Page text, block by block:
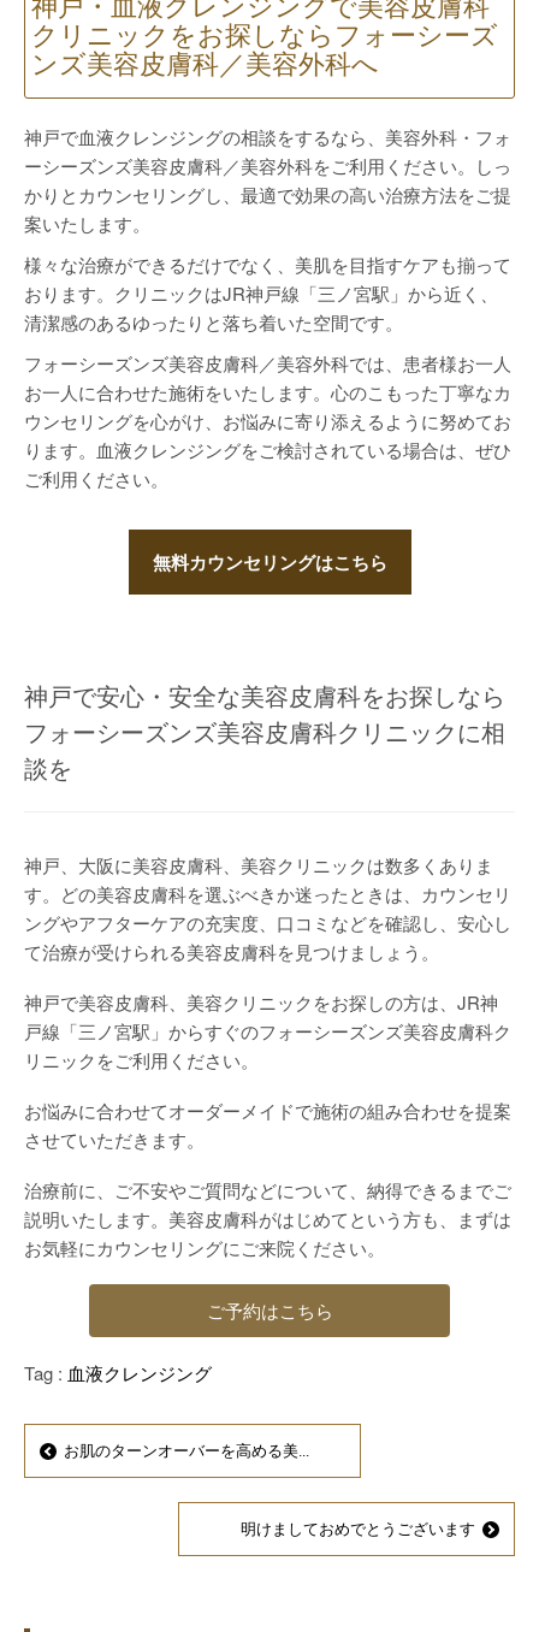
神戸・血液クレンジングで美容皮膚科
クリニックをお探しならフォーシーズ
ンズ美容皮膚科／美容外科へ
神戸で血液クレンジングの相談をするなら、美容外科・フォ
ーシーズンズ美容皮膚科／美容外科をご利用ください。しっ
かりとカウンセリングし、最適で効果の高い治療方法をご提
案いたします。
様々な治療ができるだけでなく、美肌を目指すケアも揃って
おります。クリニックはJR神戸線「三ノ宮駅」から近く、
清潔感のあるゆったりと落ち着いた空間です。
フォーシーズンズ美容皮膚科／美容外科では、患者様お一人
お一人に合わせた施術をいたします。心のこもった丁寧なカ
ウンセリングを心がけ、お悩みに寄り添えるように努めてお
ります。血液クレンジングをご検討されている場合は、ぜひ
ご利用ください。
無料カウンセリングはこちら
神戸で安心・安全な美容皮膚科をお探しなら
フォーシーズンズ美容皮膚科クリニックに相
談を
神戸、大阪に美容皮膚科、美容クリニックは数多くありま
す。どの美容皮膚科を選ぶべきか迷ったときは、カウンセリ
ングやアフターケアの充実度、口コミなどを確認し、安心し
て治療が受けられる美容皮膚科を見つけましょう。
神戸で美容皮膚科、美容クリニックをお探しの方は、JR神
戸線「三ノ宮駅」からすぐのフォーシーズンズ美容皮膚科ク
リニックをご利用ください。
お悩みに合わせてオーダーメイドで施術の組み合わせを提案
させていただきます。
治療前に、ご不安やご質問などについて、納得できるまでご
説明いたします。美容皮膚科がはじめてという方も、まずは
お気軽にカウンセリングにご来院ください。
ご予約はこちら
Tag : 血液クレンジング
お肌のターンオーバーを高める美...
明けましておめでとうございます